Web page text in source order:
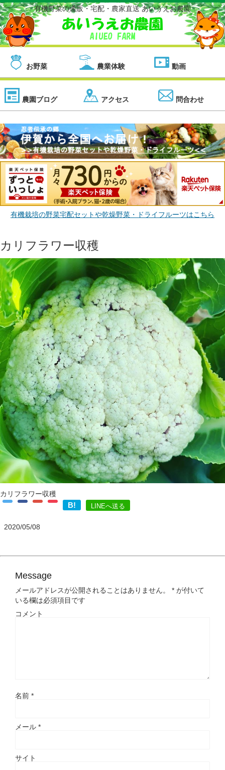
有機野菜の通販・宅配・農家直送 あいうえお農園
お野菜 農業体験 動画
農園ブログ アクセス 問合わせ
有機栽培の野菜宅配セットや乾燥野菜・ドライフルーツはこちら
カリフラワー収穫
カリフラワー収穫
B! LINEへ送る
2020/05/08
Message
メールアドレスが公開されることはありません。 * が付いて
いる欄は必須項目です
コメント
名前 *
メール *
サイト